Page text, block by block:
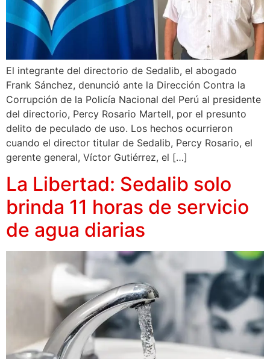
El integrante del directorio de Sedalib, el abogado
Frank Sánchez, denunció ante la Dirección Contra la
Corrupción de la Policía Nacional del Perú al presidente
del directorio, Percy Rosario Martell, por el presunto
delito de peculado de uso. Los hechos ocurrieron
cuando el director titular de Sedalib, Percy Rosario, el
gerente general, Víctor Gutiérrez, el […]
La Libertad: Sedalib solo
brinda 11 horas de servicio
de agua diarias